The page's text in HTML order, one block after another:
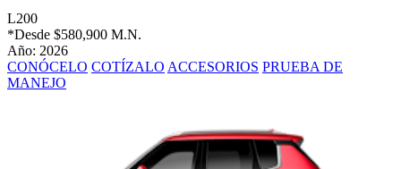
L200
*Desde $580,900 M.N.
Año: 2026
CONÓCELO COTÍZALO ACCESORIOS PRUEBA DE
MANEJO